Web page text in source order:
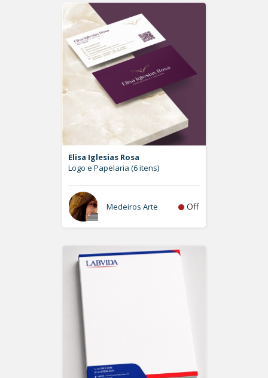
Elisa Iglesias Rosa
Logo e Papelaria (6 itens)
Medeiros Arte Off